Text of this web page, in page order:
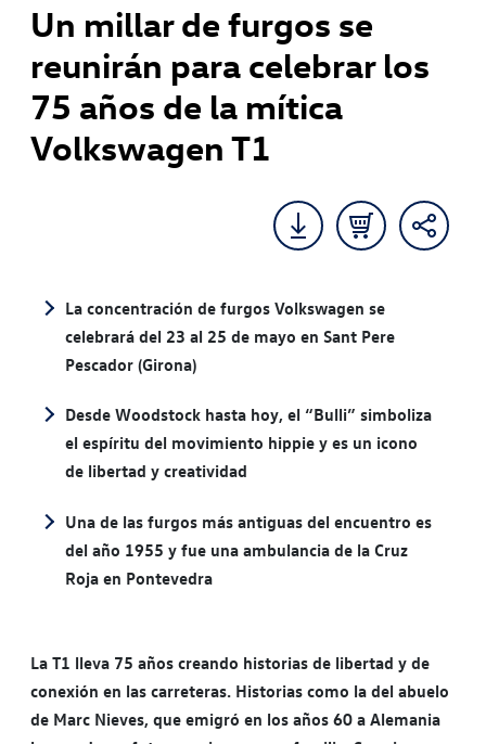
Un millar de furgos se
reunirán para celebrar los
75 años de la mítica
Volkswagen T1
La concentración de furgos Volkswagen se
celebrará del 23 al 25 de mayo en Sant Pere
Pescador (Girona)
Desde Woodstock hasta hoy, el “Bulli” simboliza
el espíritu del movimiento hippie y es un icono
de libertad y creatividad
Una de las furgos más antiguas del encuentro es
del año 1955 y fue una ambulancia de la Cruz
Roja en Pontevedra
La T1 lleva 75 años creando historias de libertad y de
conexión en las carreteras. Historias como la del abuelo
de Marc Nieves, que emigró en los años 60 a Alemania